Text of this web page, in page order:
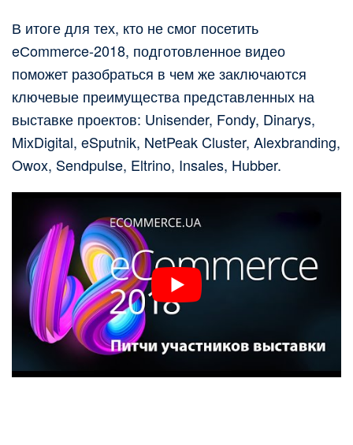
В итоге для тех, кто не смог посетить
eСommerce-2018, подготовленное видео
поможет разобраться в чем же заключаются
ключевые преимущества представленных на
выставке проектов: Unisender, Fondy, Dinarys,
MixDigital, eSputnik, NetPeak Cluster, Alexbranding,
Owox, Sendpulse, Eltrino, Insales, Hubber.